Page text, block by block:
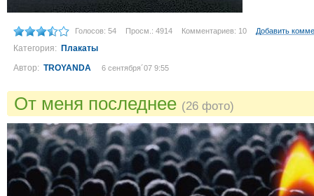
Голосов: 54 Просм.: 4914 Комментариев: 10 Добавить
Категория: Плакаты
Автор: TROYANDA 6 сентября´07 9:55
От меня последнее (26 фото)